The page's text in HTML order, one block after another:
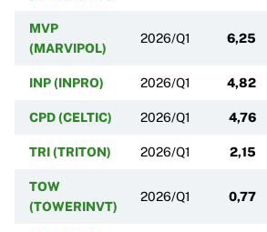
MVP
(MARVIPOL)
2026/Q1 6,25
INP (INPRO) 2026/Q1 4,82
CPD (CELTIC) 2026/Q1 4,76
TRI (TRITON) 2026/Q1 2,15
TOW
(TOWERINVT)
2026/Q1 0,77